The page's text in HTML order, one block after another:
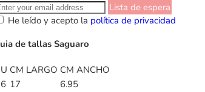
Lista de espera
He leído y acepto la política de privacidad
de tallas Saguaro
CM LARGO CM ANCHO
17
6.95